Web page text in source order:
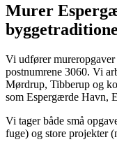
Murer
Vi udfører
postnumrene 3060. Vi
Mørdrup, Tibberup og
som Espergærde Havn,
Vi tager både små
fuge) og store projekter